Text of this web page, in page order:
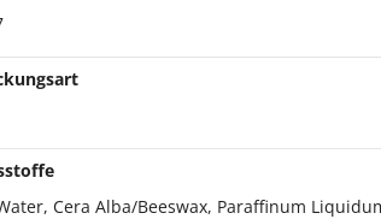
Cera Alba/Beeswax, Paraffinum